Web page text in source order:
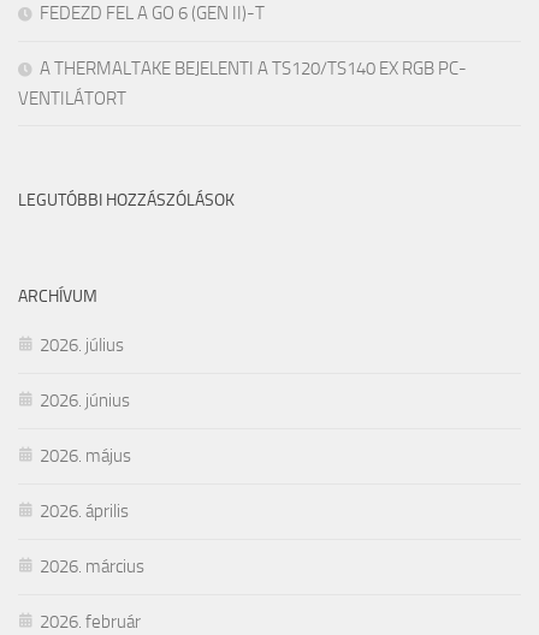
FEDEZD FEL A GO 6 (GEN II)-T
A THERMALTAKE BEJELENTI A TS120/TS140 EX RGB PC-
VENTILÁTORT
LEGUTÓBBI HOZZÁSZÓLÁSOK
ARCHÍVUM
2026. július
2026. június
2026. május
2026. április
2026. március
2026. február